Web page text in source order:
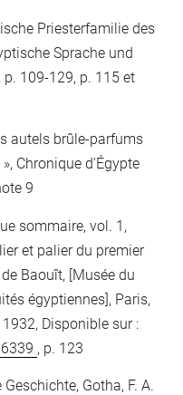
Priesterfamilie des
Sprache und
109-129, p. 115 et
autels brûle-parfums
Chronique d'Égypte
9
sommaire, vol. 1,
et palier du premier
Baouît, [Musée du
égyptiennes], Paris,
Disponible sur :
, p. 123
Gotha, F. A.